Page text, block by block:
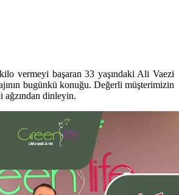
vermeyi başaran 33 yaşındaki Ali Vaezi
bugünkü konuğu. Değerli müşterimizin
ağzından dinleyin.